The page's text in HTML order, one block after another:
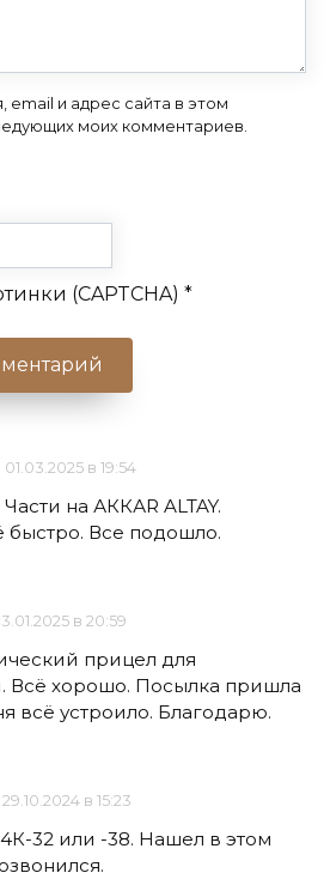
email и адрес сайта в этом
моих комментариев.
(CAPTCHA) *
01.03.2025 в 19:54
Части на АККАR ALTAY.
Все подошло.
в 20:59
прицел для
Всё хорошо. Посылка пришла
всё устроило. Благодарю.
29.10.2024 в 15:23
32 или -38. Нашел в этом